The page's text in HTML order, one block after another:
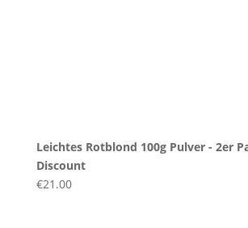
Leichtes Rotblond 100g Pulver - 2er
Discount
€21.00